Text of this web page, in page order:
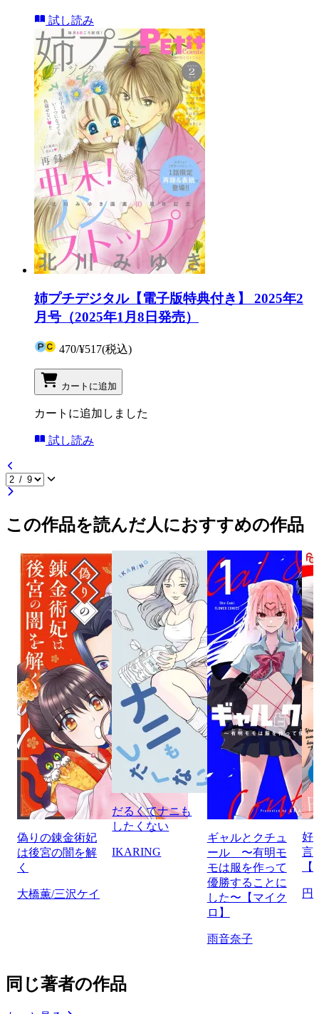
試し読み
姉プチデジタル【電子版特典付き】 2025年2
月号（2025年1月8日発売）
470/¥517(税込)
カートに追加
カートに追加しました
試し読み
この作品を読んだ人におすすめの作品
偽りの錬金術妃
は後宮の闇を解
く
大橋薫/三沢ケイ
だるくてナニも
したくない
IKARING
ギャルとクチュ
ール 〜有明モ
モは服を作って
優勝することに
した〜【マイク
ロ】
雨音奈子
好
言
円
同じ著者の作品